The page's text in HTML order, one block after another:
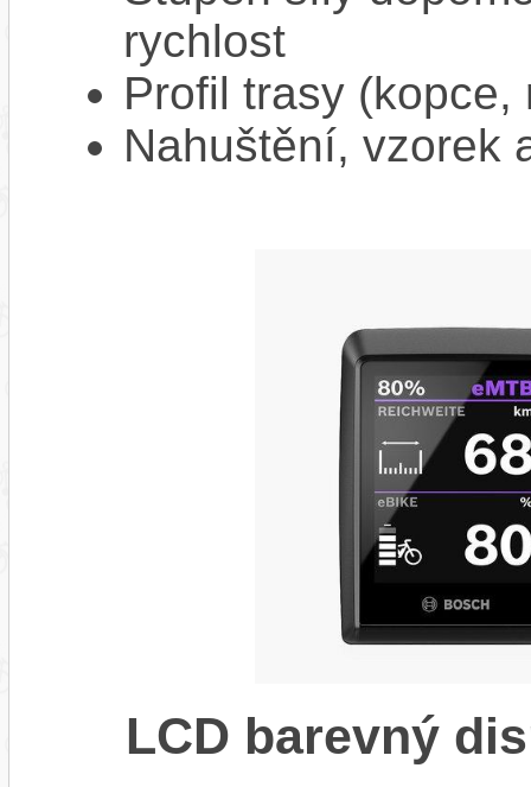
rychlost
Profil trasy
Nahuštění, vzorek
LCD barevný